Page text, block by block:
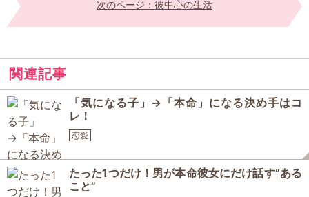
次のページ：彼中心の生活
関連記事
「気になる子」→「本命」になる決め手はコ
レ！
恋愛
たった1つだけ！男が本命彼女にだけ話す“ある
こと”